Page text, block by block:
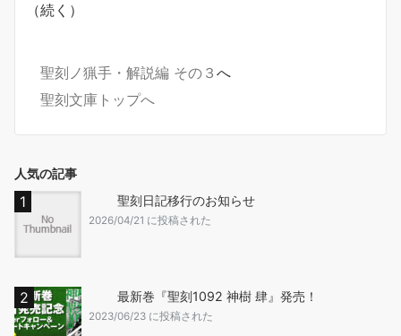
（続く）
聖刻ノ猟手・解説編 その３ へ
聖刻文庫トップへ
人気の記事
聖刻日記移行のお知らせ
2026/04/21 に投稿された
最新巻『聖刻1092 神樹 肆』発売！
2023/06/23 に投稿された